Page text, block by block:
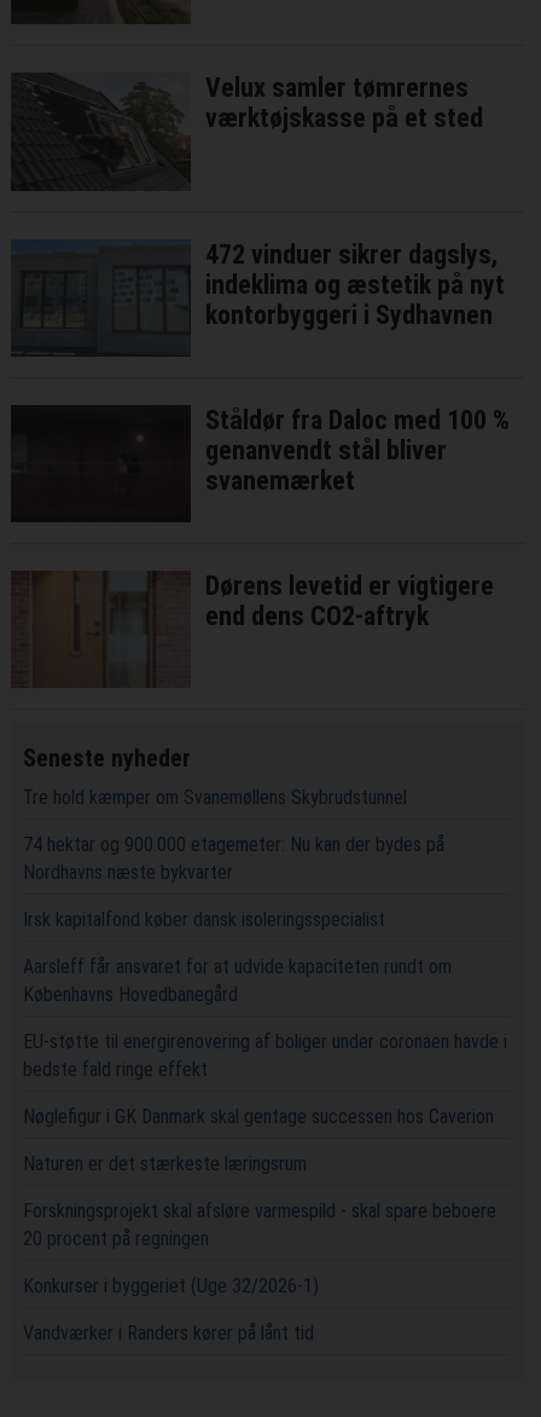
Velux samler tømrernes
værktøjskasse på et sted
472 vinduer sikrer dagslys,
indeklima og æstetik på nyt
kontorbyggeri i Sydhavnen
Ståldør fra Daloc med 100 %
genanvendt stål bliver
svanemærket
Dørens levetid er vigtigere
end dens CO2-aftryk
Seneste nyheder
Tre hold kæmper om Svanemøllens Skybrudstunnel
74 hektar og 900.000 etagemeter: Nu kan der bydes på
Nordhavns næste bykvarter
Irsk kapitalfond køber dansk isoleringsspecialist
Aarsleff får ansvaret for at udvide kapaciteten rundt om
Københavns Hovedbanegård
EU-støtte til energirenovering af boliger under coronaen havde i
bedste fald ringe effekt
Nøglefigur i GK Danmark skal gentage successen hos Caverion
Naturen er det stærkeste læringsrum
Forskningsprojekt skal afsløre varmespild - skal spare beboere
20 procent på regningen
Konkurser i byggeriet (Uge 32/2026-1)
Vandværker i Randers kører på lånt tid